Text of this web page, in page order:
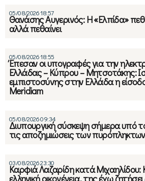
05/08/2026 18:57
Θανάσης Αυγερινός: Η «Ελπίδα»
αλλά πεθαίνει
05/08/2026 18:55
Έπεσαν οι υπογραφές για την
Ελλάδας – Κύπρου – Μητσοτάκης:
εμπιστοσύνης στην Ελλάδα η
Meridiam
05/08/2026 09:34
Διυπουργική σύσκεψη σήμερα υπό
τις αποζημιώσεις των πυρόπληκτων
03/08/2026 23:30
Καρφιά Λαζαρίδη κατά Μιχαηλίδου:
ελληνική οικογένεια, της έχω